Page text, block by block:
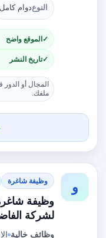
النوعدوام كامل
الموقع واضح
تاريخ النشر
المجال أو
ملفك.
و وظيفة شاغرة
وظيفة
لشركة
وظائف خالية